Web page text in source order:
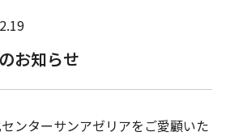
お知らせ
ンターサンアゼリアをご愛顧いた